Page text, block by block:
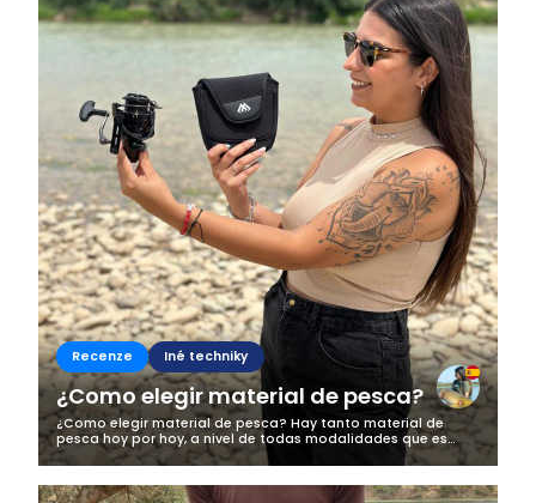
Recenze Iné techniky
¿Como elegir material de pesca?
¿Como elegir material de pesca? Hay tanto material de
pesca hoy por hoy, a nivel de todas modalidades que es
dificil escoger que es lo que queremos. Hay de todos precios,
y calidades. E incluso...